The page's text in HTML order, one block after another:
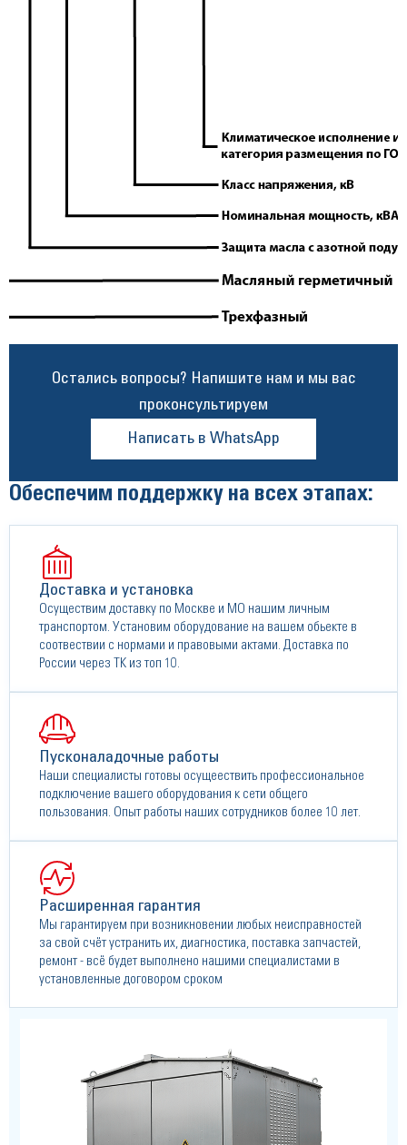
Остались вопросы? Напишите нам и мы вас
проконсультируем
Написать в WhatsApp
Обеспечим поддержку на всех этапах:
Доставка и установка
Осуществим доставку по Москве и МО нашим личным
транспортом. Установим оборудование на вашем обьекте в
соотвествии с нормами и правовыми актами. Доставка по
России через ТК из топ 10.
Пусконаладочные работы
Наши специалисты готовы осущеествить профессиональное
подключение вашего оборудования к сети общего
пользования. Опыт работы наших сотрудников более 10 лет.
Расширенная гарантия
Мы гарантируем при возникновении любых неисправностей
за свой счёт устранить их, диагностика, поставка запчастей,
ремонт - всё будет выполнено нашими специалистами в
установленные договором сроком